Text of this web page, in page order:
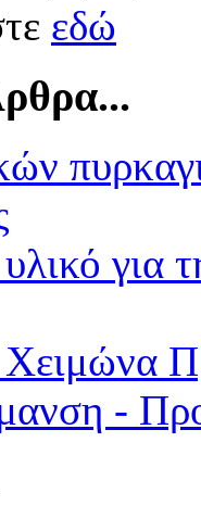
εδώ
για
Χειμώνα
-